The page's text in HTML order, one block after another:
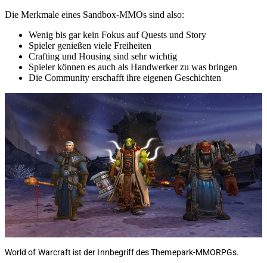
Die Merkmale eines Sandbox-MMOs sind also:
Wenig bis gar kein Fokus auf Quests und Story
Spieler genießen viele Freiheiten
Crafting und Housing sind sehr wichtig
Spieler können es auch als Handwerker zu was bringen
Die Community erschafft ihre eigenen Geschichten
World of Warcraft ist der Innbegriff des Themepark-MMORPGs.